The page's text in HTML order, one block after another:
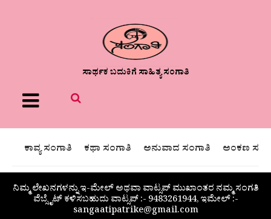
ಸಾರ್ಥಕ ಬದುಕಿಗೆ ಸಾಹಿತ್ಯ ಸಂಗಾತಿ
Menu
ಕಾವ್ಯ ಸಂಗಾತಿ ಕಥಾ ಸಂಗಾತಿ ಅನುವಾದ ಸಂಗಾತಿ ಅಂಕಣ
ನಿಮ್ಮ ಲೇಖನಗಳನ್ನು ಇ-ಮೇಲ್ ಅಥವಾ ವಾಟ್ಸಪ್ ಮುಖಾಂತರ ನಮ್ಮ ಸಂಗತಿ
ವೆಬ್ಸೈಟ್ ಕಳಿಸಬಹುದು ವಾಟ್ಸಪ್‌ :- 9483261944, ಇಮೇಲ್ :-
sangaatipatrike@gmail.com